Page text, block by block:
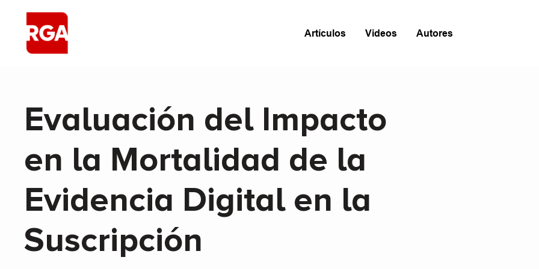
Artículos Videos Autores
Evaluación del Impacto
en la Mortalidad de la
Evidencia Digital en la
Suscripción